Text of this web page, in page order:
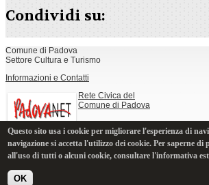
Condividi su:
Comune di Padova
Settore Cultura e Turismo
Informazioni e Contatti
Rete Civica del
Comune di Padova
Note legali, privacy e cookie
Questo sito usa i cookie per migliorare l'esperienza di
navigazione si accetta l'utilizzo dei cookie. Per saperne di
all'uso di tutti o alcuni cookie, consultare l'informativa
OK